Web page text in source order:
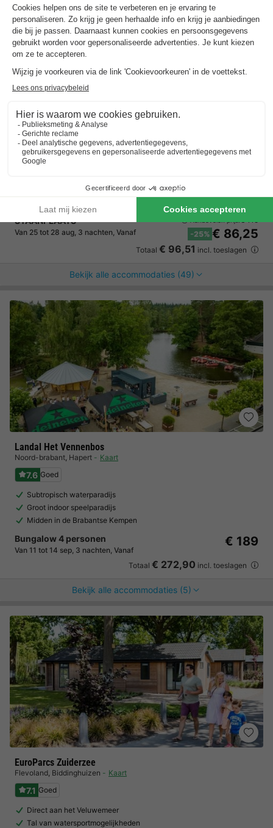
EuroParcs De Zanding
Gelderland,Otterlo Kaart
7.7 Goed
Verwarmd binnenzwembad
STAANPLAATS
Van 25 tot 28 aug, 3 nachten, Vanaf
€ 115
-25% € 86,25
Totaal € 96,51 incl. toeslagen
Bekijk alle accommodaties (49)
Landal Het Vennenbos
Noord-brabant, Hapert Kaart
7.6 Goed
Subtropisch waterparadijs
Groot indoor speelparadijs
Midden in de Brabantse Kempen
Bungalow 4 personen
Van 11 tot 14 sep, 3 nachten, Vanaf
€ 189
Totaal € 272,90 incl. toeslagen
Bekijk alle accommodaties (5)
EuroParcs Zuiderzee
Flevoland, Biddinghuizen Kaart
7.1 Goed
Direct aan het Veluwemeer
Tal van watersportmogelijkheden